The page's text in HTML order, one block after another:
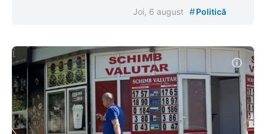
Joi, 6 august #Politică